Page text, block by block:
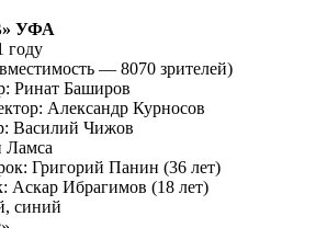
УФА
году
— 8070 зрителей)
Ринат Баширов
Александр Курносов
Василий Чижов
Ламса
Григорий Панин (36 лет)
Аскар Ибрагимов (18 лет)
синий